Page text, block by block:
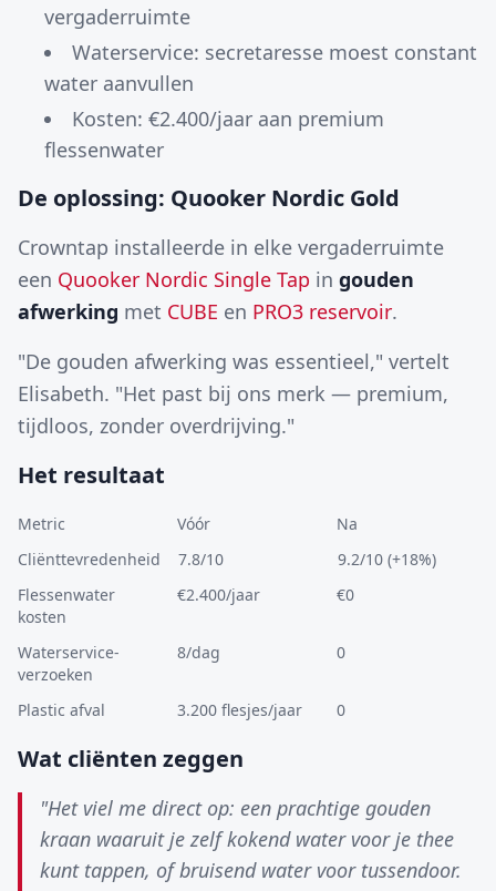
vergaderruimte
Waterservice: secretaresse moest constant
water aanvullen
Kosten: €2.400/jaar aan premium
flessenwater
De oplossing: Quooker Nordic Gold
Crowntap installeerde in elke vergaderruimte
een Quooker Nordic Single Tap in gouden
afwerking met CUBE en PRO3 reservoir.
"De gouden afwerking was essentieel," vertelt
Elisabeth. "Het past bij ons merk — premium,
tijdloos, zonder overdrijving."
Het resultaat
Metric Vóór
Na
Cliënttevredenheid
7.8/10
9.2/10 (+18%)
Flessenwater
kosten
€2.400/jaar €0
Waterservice-
verzoeken
8/dag 0
Plastic afval 3.200 flesjes/jaar 0
Wat cliënten zeggen
"Het viel me direct op: een prachtige gouden
kraan waaruit je zelf kokend water voor je thee
kunt tappen, of bruisend water voor tussendoor.